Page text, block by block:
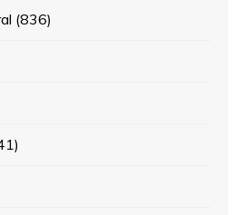
(836)